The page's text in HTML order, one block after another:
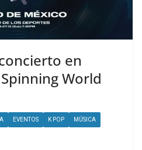
en
World
EVENTOS K POP MÚSICA